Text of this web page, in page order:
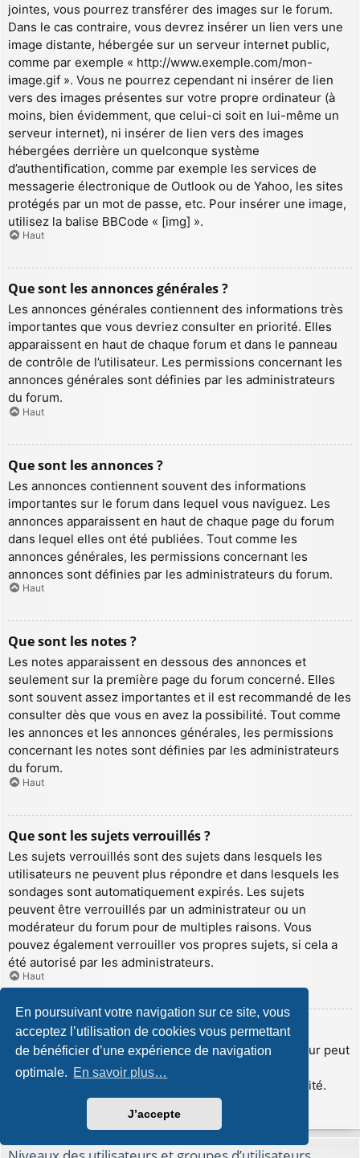
En poursuivant votre navigation sur ce site, vous
acceptez l’utilisation de cookies vous permettant
de bénéficier d’une expérience de navigation
optimale. En savoir plus…
J’accepte
jointes, vous pourrez transférer des images sur le forum.
Dans le cas contraire, vous devrez insérer un lien vers une
image distante, hébergée sur un serveur internet public,
comme par exemple « http://www.exemple.com/mon-
image.gif ». Vous ne pourrez cependant ni insérer de lien
vers des images présentes sur votre propre ordinateur (à
moins, bien évidemment, que celui-ci soit en lui-même un
serveur internet), ni insérer de lien vers des images
hébergées derrière un quelconque système
d’authentification, comme par exemple les services de
messagerie électronique de Outlook ou de Yahoo, les sites
protégés par un mot de passe, etc. Pour insérer une image,
utilisez la balise BBCode « [img] ».
Haut
Que sont les annonces générales ?
Les annonces générales contiennent des informations très
importantes que vous devriez consulter en priorité. Elles
apparaissent en haut de chaque forum et dans le panneau
de contrôle de l’utilisateur. Les permissions concernant les
annonces générales sont définies par les administrateurs
du forum.
Haut
Que sont les annonces ?
Les annonces contiennent souvent des informations
importantes sur le forum dans lequel vous naviguez. Les
annonces apparaissent en haut de chaque page du forum
dans lequel elles ont été publiées. Tout comme les
annonces générales, les permissions concernant les
annonces sont définies par les administrateurs du forum.
Haut
Que sont les notes ?
Les notes apparaissent en dessous des annonces et
seulement sur la première page du forum concerné. Elles
sont souvent assez importantes et il est recommandé de les
consulter dès que vous en avez la possibilité. Tout comme
les annonces et les annonces générales, les permissions
concernant les notes sont définies par les administrateurs
du forum.
Haut
Que sont les sujets verrouillés ?
Les sujets verrouillés sont des sujets dans lesquels les
utilisateurs ne peuvent plus répondre et dans lesquels les
sondages sont automatiquement expirés. Les sujets
peuvent être verrouillés par un administrateur ou un
modérateur du forum pour de multiples raisons. Vous
pouvez également verrouiller vos propres sujets, si cela a
été autorisé par les administrateurs.
Haut
Que sont les icônes de sujet ?
Les icônes de sujet sont de petites images que l’auteur peut
insérer afin d’illustrer le contenu de son sujet. Les
administrateurs peuvent désactiver cette fonctionnalité.